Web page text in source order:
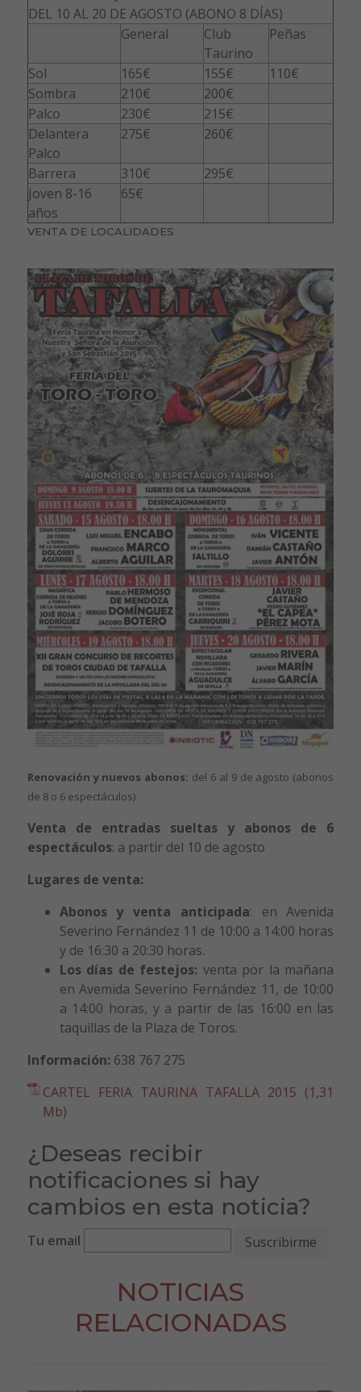
DEL 10 AL 20 DE AGOSTO (ABONO 8 DÍAS)
General
Club
Taurino
Peñas
Sol 165€ 155€
110€
Sombra
210€
200€
Palco
230€
215€
Delantera
Palco
275€ 260€
Barrera 310€
295€
Joven 8-16
años
65€
VENTA DE LOCALIDADES
Renovación y nuevos abonos: del 6 al 9 de agosto (abonos
de 8 o 6 espectáculos)
Venta de
entradas sueltas y abonos de 6
espectáculos: a partir del 10 de agosto
Lugares de venta:
Abonos y venta anticipada: en Avenida
Severino Fernández 11 de 10:00 a 14:00 horas
y de 16:30 a 20:30 horas.
Los días de festejos: venta por la mañana
en Avemida Severino Fernández 11, de 10:00
a 14:00 horas, y a partir de las 16:00 en las
taquillas de la Plaza de Toros.
Información: 638 767 275
CARTEL FERIA TAURINA TAFALLA 2015 (1,31
Mb)
¿Deseas recibir
notificaciones si hay
cambios en esta noticia?
Tu email
NOTICIAS
RELACIONADAS